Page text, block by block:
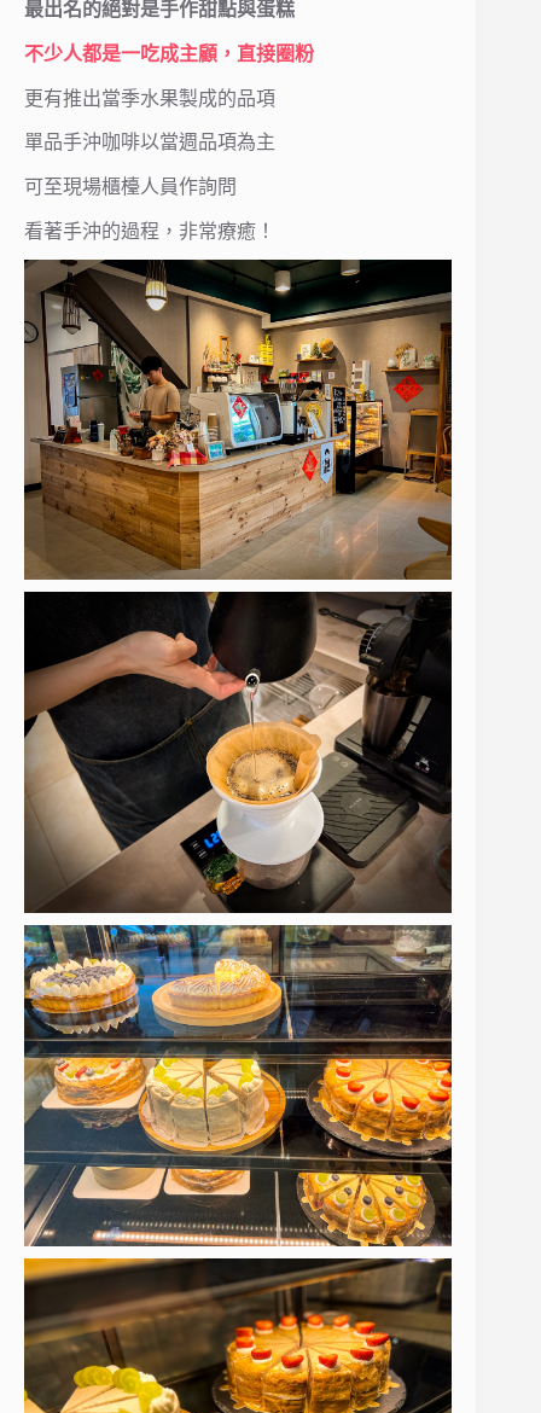
最出名的絕對是手作甜點與蛋糕
不少人都是一吃成主顧，直接圈粉
更有推出當季水果製成的品項
單品手沖咖啡以當週品項為主
可至現場櫃檯人員作詢問
看著手沖的過程，非常療癒！